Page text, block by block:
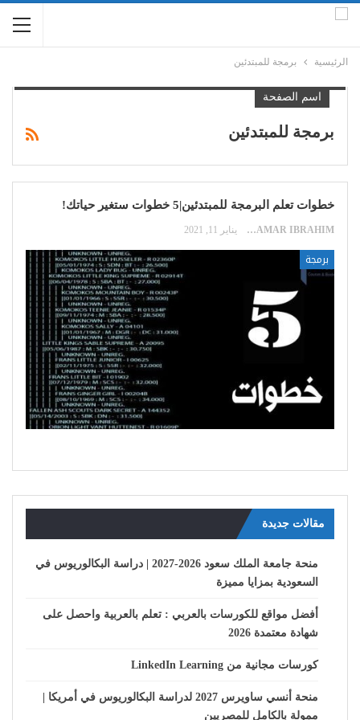
الرئيسية برمجة للمبتدئين
اسم الصفحة
برمجة للمبتدئين
خطوات تعلم البرمجة للمبتدئين|5 خطوات ستغير حياتك!
SAMAR IBRAHIM يناير 11, 2021
برمجة
مقالات جديدة
منحة جامعة الملك سعود 2026-2027 | دراسة البكالوريوس في
السعودية بمزايا مميزة
أفضل مواقع للكورسات بالعربي : تعلم بالعربية واحصل على
شهادة معتمدة 2026
كورسات مجانية من LinkedIn Learning
منحة أنسي ساويرس 2027 لدراسة البكالوريوس في أمريكا |
ممولة بالكامل للمصريين